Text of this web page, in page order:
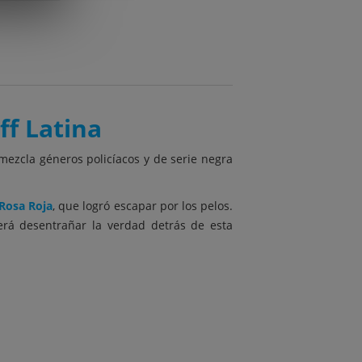
Latina
géneros policíacos y de serie negra
Rosa Roja, que logró escapar por los pelos.
desentrañar la verdad detrás de esta